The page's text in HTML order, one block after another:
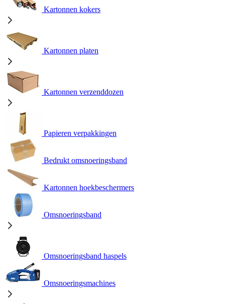
Kartonnen kokers
Kartonnen platen
Kartonnen verzenddozen
Papieren verpakkingen
Bedrukt omsnoeringsband
Kartonnen hoekbeschermers
Omsnoeringsband
Omsnoeringsband haspels
Omsnoeringsmachines